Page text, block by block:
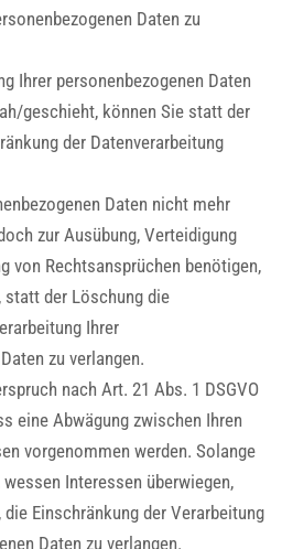
Daten zu
Ihrer personenbezogenen Daten
geschieht, können Sie statt der
der Datenverarbeitung
Daten nicht mehr
zur Ausübung, Verteidigung
von Rechtsansprüchen benötigen,
statt der Löschung die
Ihrer
zu verlangen.
nach Art. 21 Abs. 1 DSGVO
eine Abwägung zwischen Ihren
vorgenommen werden. Solange
Interessen überwiegen,
die Einschränkung der Verarbeitung
Daten zu verlangen.